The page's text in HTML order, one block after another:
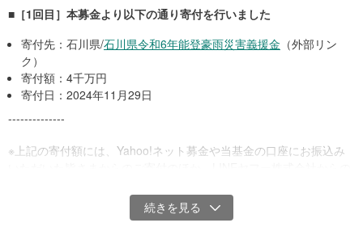
皆さまからのご寄付は、Yahoo!基金を通じて主に被災者への義援金
としての寄付を予定しています。また、今後の現地の状況を鑑みて
本災害の復旧活動や被災者の生活再建を目的とした支援活動に使わ
せていただく場合もあります。
今後の詳しい使いみちと寄付報告は、この募金ページのほか、
■［1回目］本募金より以下の通り寄付を行いました
寄付先：石川県/石川県令和6年能登豪雨災害義援金 （外部リン
ク）
寄付額：4千万円
寄付日：2024年11月29日
--------------
※上記の寄付額には、Yahoo!ネット募金や当基金の口座にお振込み
改めて皆さまからの温かいご支援に御礼申し上げるとともに、被災